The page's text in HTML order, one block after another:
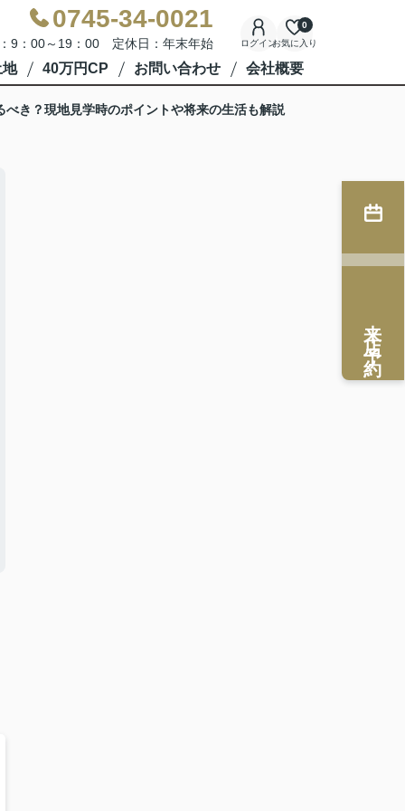
0745-34-0021
9：00～19：00 定休日：年末年始 ログインお気に入り
0
地 40万円CP お問い合わせ 会社概要
き？現地見学時のポイントや将来の生活も解説
来店予約